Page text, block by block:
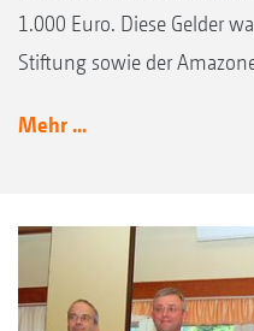
1.000 Euro. Diese Gelder
Stiftung sowie der
Mehr ...